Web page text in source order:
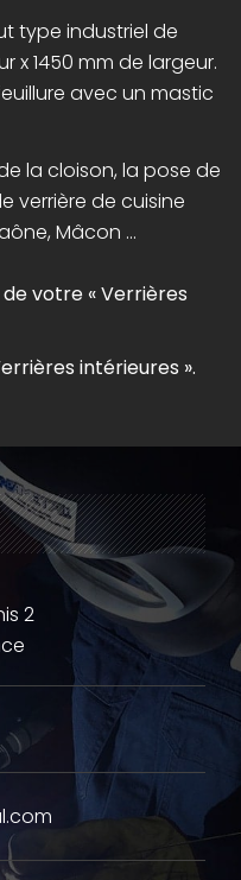
type industriel de
x 1450 mm de largeur.
avec un mastic
la cloison, la pose de
verrière de cuisine
Mâcon ...
votre « Verrières
intérieures ».
2